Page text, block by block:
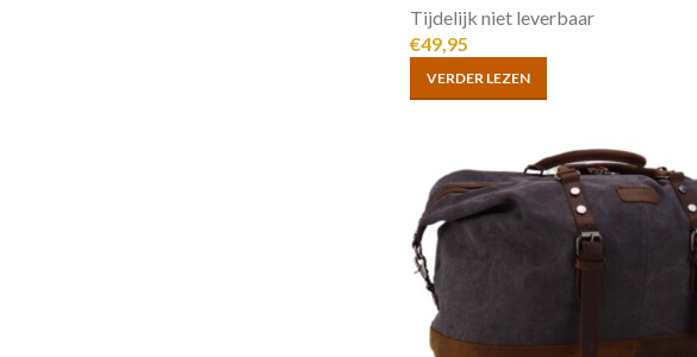
Tijdelijk niet leverbaar
€49,95
VERDER LEZEN